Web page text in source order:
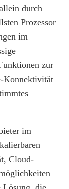
durch
Prozessor
im
zur
Konnektivität
im
Cloud-